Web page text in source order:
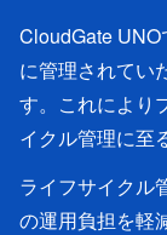
CloudGate
に管理されてい
す。これにより
イクル管理に至
ライフサイクル
の運用負担を軽